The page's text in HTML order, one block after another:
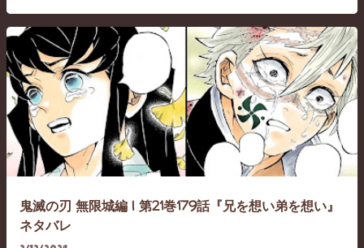
鬼滅の刃 無限城編 | 第21巻179話『兄を想い弟を想い』
ネタバレ